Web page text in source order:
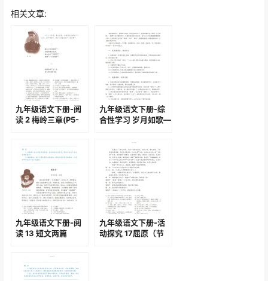
相关文章:
九年级语文下册-阅
读 2 梅岭三章(P5-
九年级语文下册-综
合性学习 岁月如歌—
(P44-P46)
九年级语文下册-阅
读 13 短文两篇
九年级语文下册-活
动探究 17屈原（节